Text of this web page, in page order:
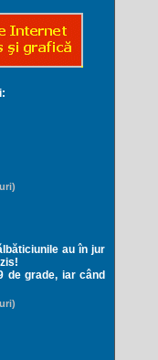
au în jur
de grade, iar când